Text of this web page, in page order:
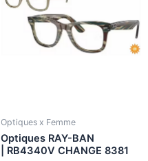
Optiques x Femme
Optiques RAY-BAN
| RB4340V CHANGE 8381